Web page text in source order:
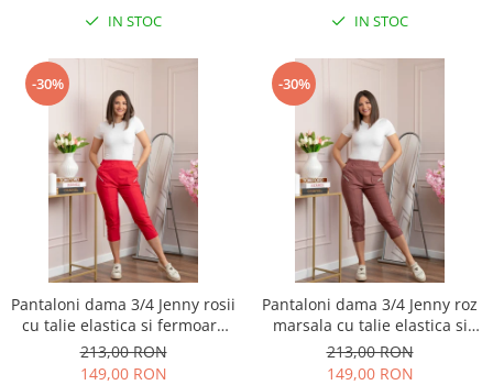
IN STOC IN STOC
-30%
Pantaloni dama 3/4 Jenny rosii
cu talie elastica si fermoare
decorative
213,00 RON
149,00 RON
-30%
Pantaloni dama 3/4 Jenny roz
marsala cu talie elastica si
fermoare decorative
213,00 RON
149,00 RON